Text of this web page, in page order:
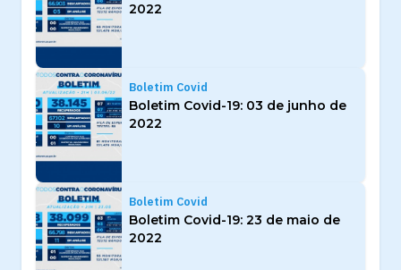
2022
Boletim Covid
Boletim Covid-19: 03 de junho de
2022
Boletim Covid
Boletim Covid-19: 23 de maio de
2022